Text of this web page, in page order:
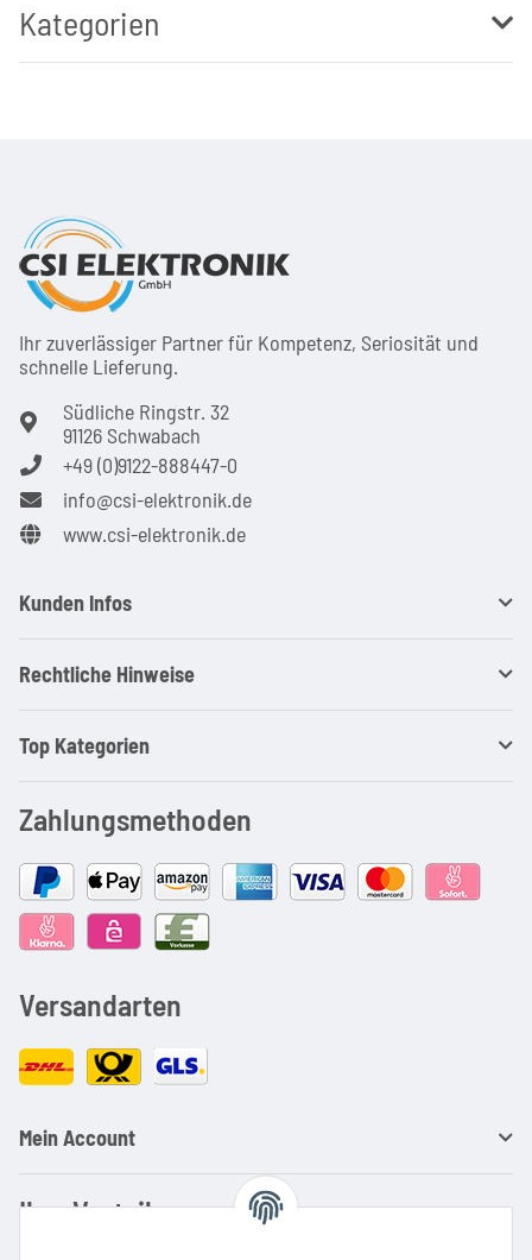
Kategorien
Ihr zuver­läs­siger Partner für Kom­pe­tenz, Seri­osi­tät und
schnel­le Lie­ferung.
Südliche Ringstr. 32
91126 Schwabach
+49 (0)9122-888447-0
info@csi-elektronik.de
www.csi-elektronik.de
Kunden Infos
Rechtliche Hinweise
Top Kategorien
Zahlungsmethoden
Versandarten
Mein Account
Ihre Vorteile